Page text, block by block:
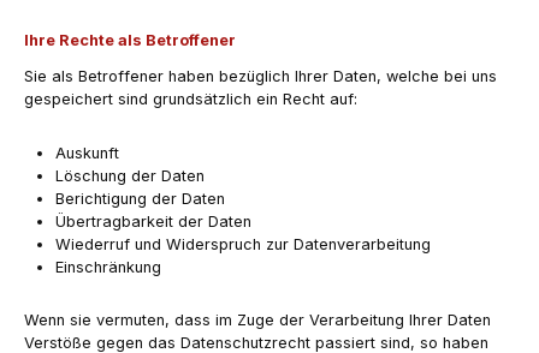
Ihre Rechte als Betroffener
Sie als Betroffener haben bezüglich Ihrer Daten, welche bei uns
gespeichert sind grundsätzlich ein Recht auf:
Auskunft
Löschung der Daten
Berichtigung der Daten
Übertragbarkeit der Daten
Wiederruf und Widerspruch zur Datenverarbeitung
Einschränkung
Wenn sie vermuten, dass im Zuge der Verarbeitung Ihrer Daten
Verstöße gegen das Datenschutzrecht passiert sind, so haben